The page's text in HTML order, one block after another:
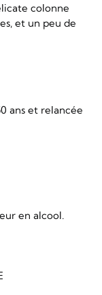
colonne
et un peu de
ans et relancée
en alcool.